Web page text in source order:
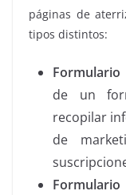
páginas de
tipos distintos:
de un
recopilar
de